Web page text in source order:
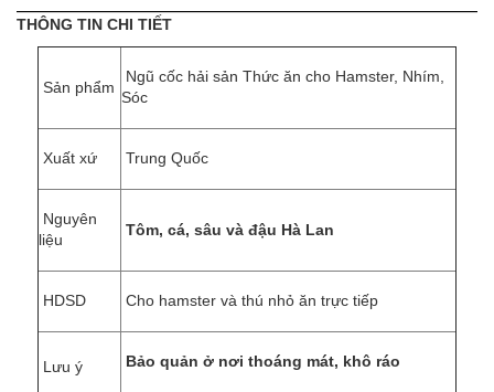
THÔNG TIN CHI TIẾT
Sản phẩm
Ngũ cốc hải sản Thức ăn cho Hamster, Nhím,
Sóc
Xuất xứ Trung Quốc
Nguyên
liệu
Tôm, cá, sâu và đậu Hà Lan
HDSD Cho hamster và thú nhỏ ăn trực tiếp
Lưu ý Bảo quản ở nơi thoáng mát, khô ráo